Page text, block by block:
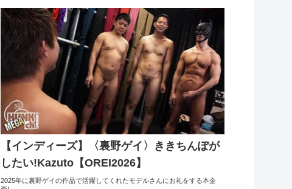
【インディーズ】〈裏野ゲイ〉ききちんぽが
したい!Kazuto【OREI2026】
2025年に裏野ゲイの作品で活躍してくれたモデルさんにお礼をする本企